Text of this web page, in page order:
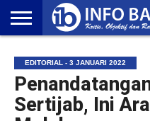
NASIONAL
AMBONIA
MALUKU
EKONOMI
POLITIK
OLAHRAGA
LIFESTYLE
REDAKSI
EDITORIAL - 3 JANUARI 2022
Sertijab, Ini